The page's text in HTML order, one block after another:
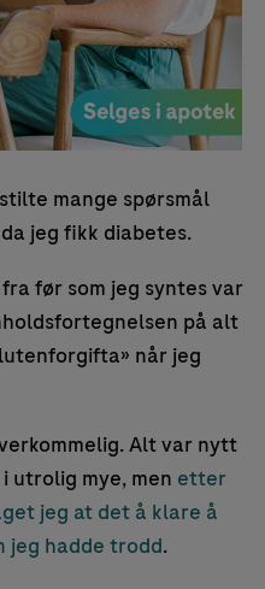
mange spørsmål
jeg fikk diabetes.
før som jeg syntes var
på alt
når jeg
Alt var nytt
utrolig mye, men etter
jeg at det å klare å
jeg hadde trodd.